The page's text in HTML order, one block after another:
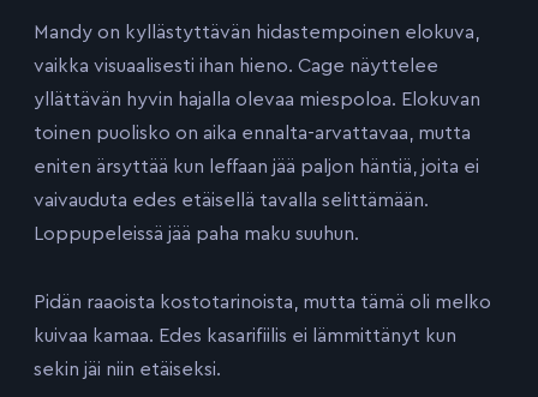
Mandy on kyllästyttävän hidastempoinen elokuva,
vaikka visuaalisesti ihan hieno. Cage näyttelee
yllättävän hyvin hajalla olevaa miespoloa. Elokuvan
toinen puolisko on aika ennalta-arvattavaa, mutta
eniten ärsyttää kun leffaan jää paljon häntiä, joita ei
vaivauduta edes etäisellä tavalla selittämään.
Loppupeleissä jää paha maku suuhun.
Pidän raaoista kostotarinoista, mutta tämä oli melko
kuivaa kamaa. Edes kasarifiilis ei lämmittänyt kun
sekin jäi niin etäiseksi.